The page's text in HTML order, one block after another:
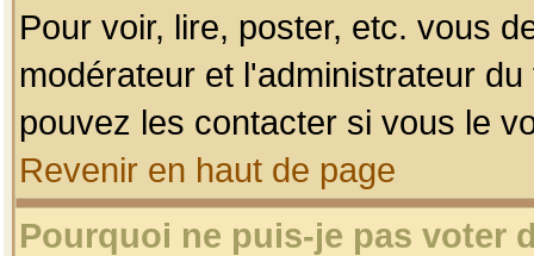
Pour voir, lire, poster, etc. vous
modérateur et l'administrateur
pouvez les contacter si vous le
Revenir en haut de page
Pourquoi ne puis-je pas voter